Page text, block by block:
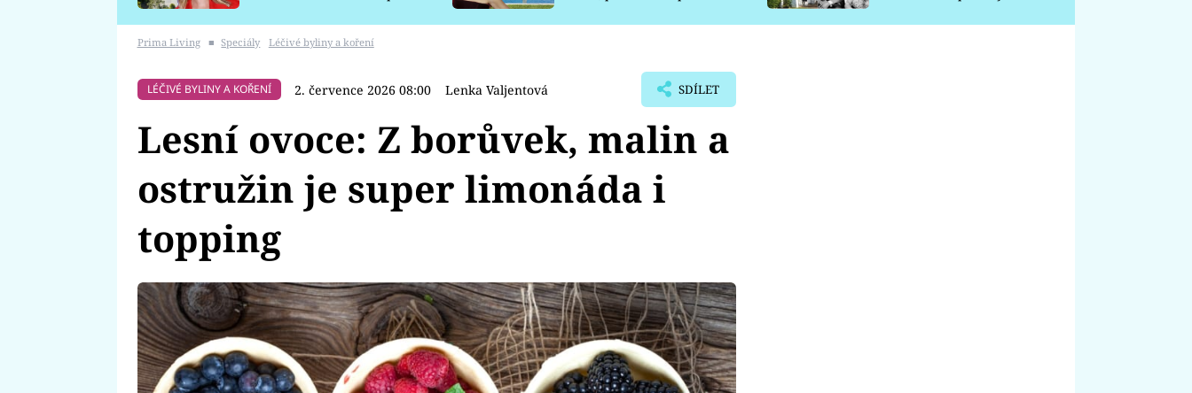
Prima Living ■ Speciály Léčivé byliny a koření
LÉČIVÉ BYLINY A KOŘENÍ 2. července 2026 08:00 Lenka Valjentová SDÍLET
Lesní ovoce: Z borůvek, malin a
ostružin je super limonáda i
topping